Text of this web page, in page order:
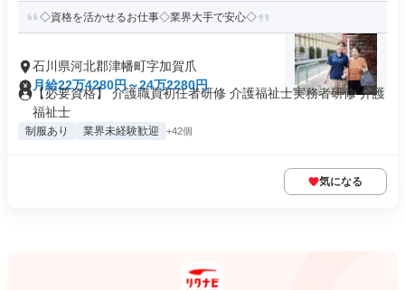
◇資格を活かせるお仕事◇業界大手で安心◇
石川県河北郡津幡町字加賀爪
月給22万4280円～24万2280円
【必要資格】 介護職員初任者研修 介護福祉士実務者研修 介護
福祉士
制服あり 業界未経験歓迎 +42個
気になる